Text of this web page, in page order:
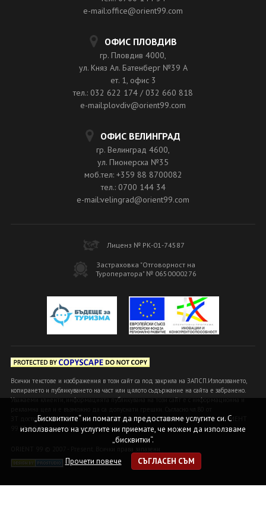
e-mail:office@orient99.com
ОФИС ПЛОВДИВ
гр. Пловдив 4000,
ул. Княз Ал. Батенберг №39 A
ет. 1, офис 3
тел.: 032 622 174 / 032 660 818
e-mail:plovdiv@orient99.com
ОФИС ВЕЛИНГРАД
гр. Велинград 4600,
ул. Пионерска №35
моб.тел: +359 88 8700082
тел.: 0700 144 34
e-mail:velingrad@orient99.com
Лиценз № РК-01-74587
Застраховка "Отговорност на
Туроператора" № 0650000276
Всички текстове и изображения в този сайт са под закрила на ЗАПСП.Използването,
копирането и публикуването на част или цялото съдържание на сайта е забранено.
Уважаеми клиенти, информацията публикувана на този сайт е с информационна и
ЗТ достоверна и вярна се счита информацията, предоставена в офисите ОРИЕНТ
99 БГ ООД или на оторизираните ни агенти!
„Бисквитките“ ни помагат да предоставяме услугите си. С
използването на услугите ни приемате, че можем да използваме
„бисквитки“.
Прочети повече СЪГЛАСЕН СЪМ